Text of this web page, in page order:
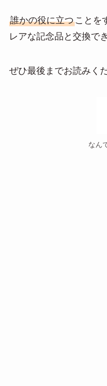
a
誰かの役に立つことを
レアな記念品と交換で
ぜひ最後までお読みく
なん